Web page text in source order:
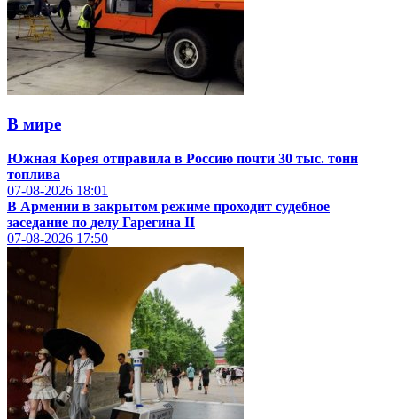
В мире
Южная Корея отправила в Россию почти 30 тыс. тонн
топлива
07-08-2026 18:01
В Армении в закрытом режиме проходит судебное
заседание по делу Гарегина II
07-08-2026 17:50